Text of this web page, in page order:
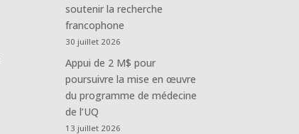
soutenir la recherche
francophone
30 juillet 2026
Appui de 2 M$ pour
poursuivre la mise en œuvre
du programme de médecine
de l’UQ
13 juillet 2026